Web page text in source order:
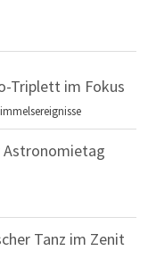
Triplett im Fokus
Astronomietag
Tanz im Zenit